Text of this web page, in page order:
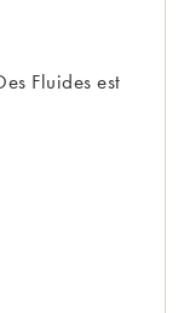
Fluides est